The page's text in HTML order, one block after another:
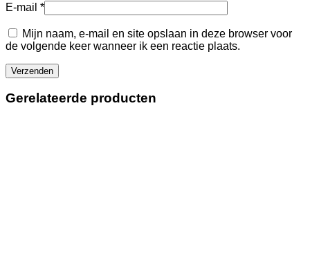
E-mail *
Mijn naam, e-mail en site opslaan in deze browser voor
de volgende keer wanneer ik een reactie plaats.
Gerelateerde producten